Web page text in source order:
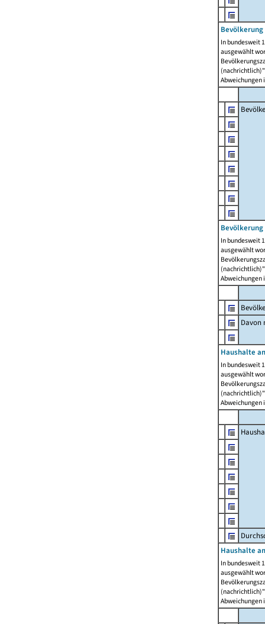
In bundesweit
ausgewählt
Abweichungen
In bundesweit
ausgewählt
Abweichungen
Davon
Haushalte
In bundesweit
ausgewählt
Abweichungen
Haushalte
In bundesweit
ausgewählt
Abweichungen